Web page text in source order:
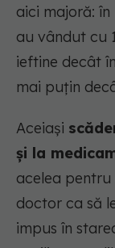
aici majoră:
au vândut cu
ieftine decât
mai puțin
Aceiași
și la
acelea
doctor ca să
impus în